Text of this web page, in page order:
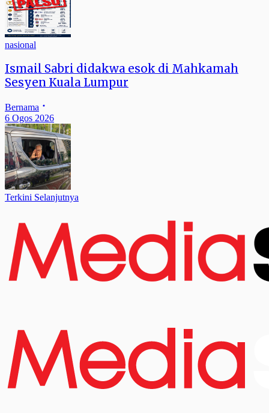
nasional
Ismail Sabri didakwa esok di Mahkamah
Sesyen Kuala Lumpur
Bernama
6 Ogos 2026
Terkini Selanjutnya